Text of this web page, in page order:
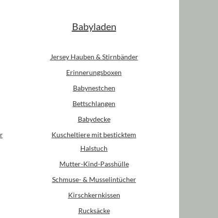
Babyladen
Jersey Hauben & Stirnbänder
Erinnerungsboxen
Babynestchen
Bettschlangen
Babydecke
Kuscheltiere mit besticktem
Halstuch
Mutter-Kind-Passhülle
Schmuse- & Musselintücher
Kirschkernkissen
Rucksäcke